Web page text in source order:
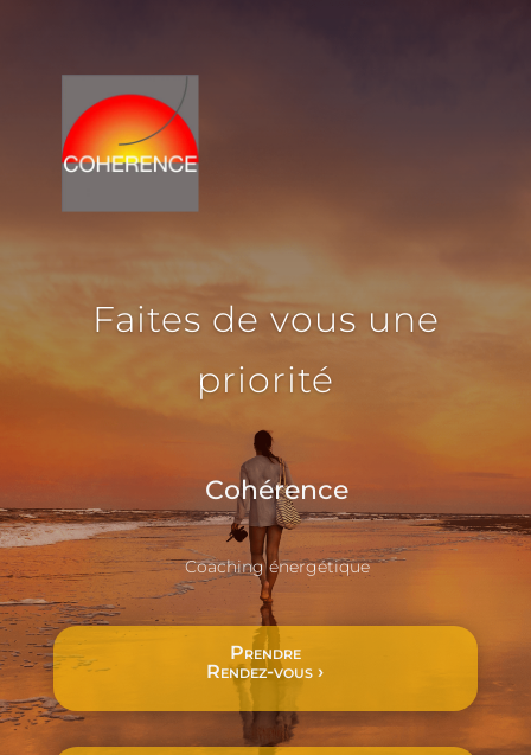
Faites de vous une
priorité
Cohérence
Coaching énergétique
Prendre
Rendez-vous ›